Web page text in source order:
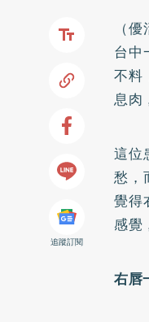
追蹤訂閱
（
台中
不料
息肉
這位
愁，
覺得
感覺
右唇